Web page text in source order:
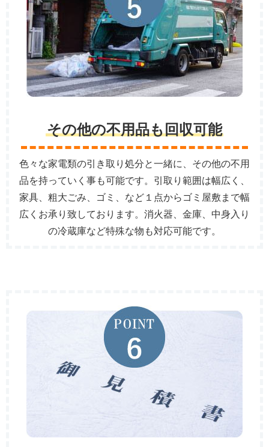
その他の不用品も回収可能
色々な家電類の引き取り処分と一緒に、その他の不用
品を持っていく事も可能です。引取り範囲は幅広く、
家具、粗大ごみ、ゴミ、など１点からゴミ屋敷まで幅
広くお承り致しております。消火器、金庫、中身入り
の冷蔵庫など特殊な物も対応可能です。